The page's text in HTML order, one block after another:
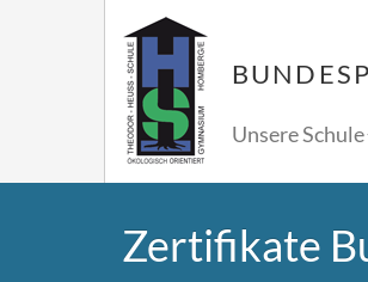
Unsere Schule
Zertifikate